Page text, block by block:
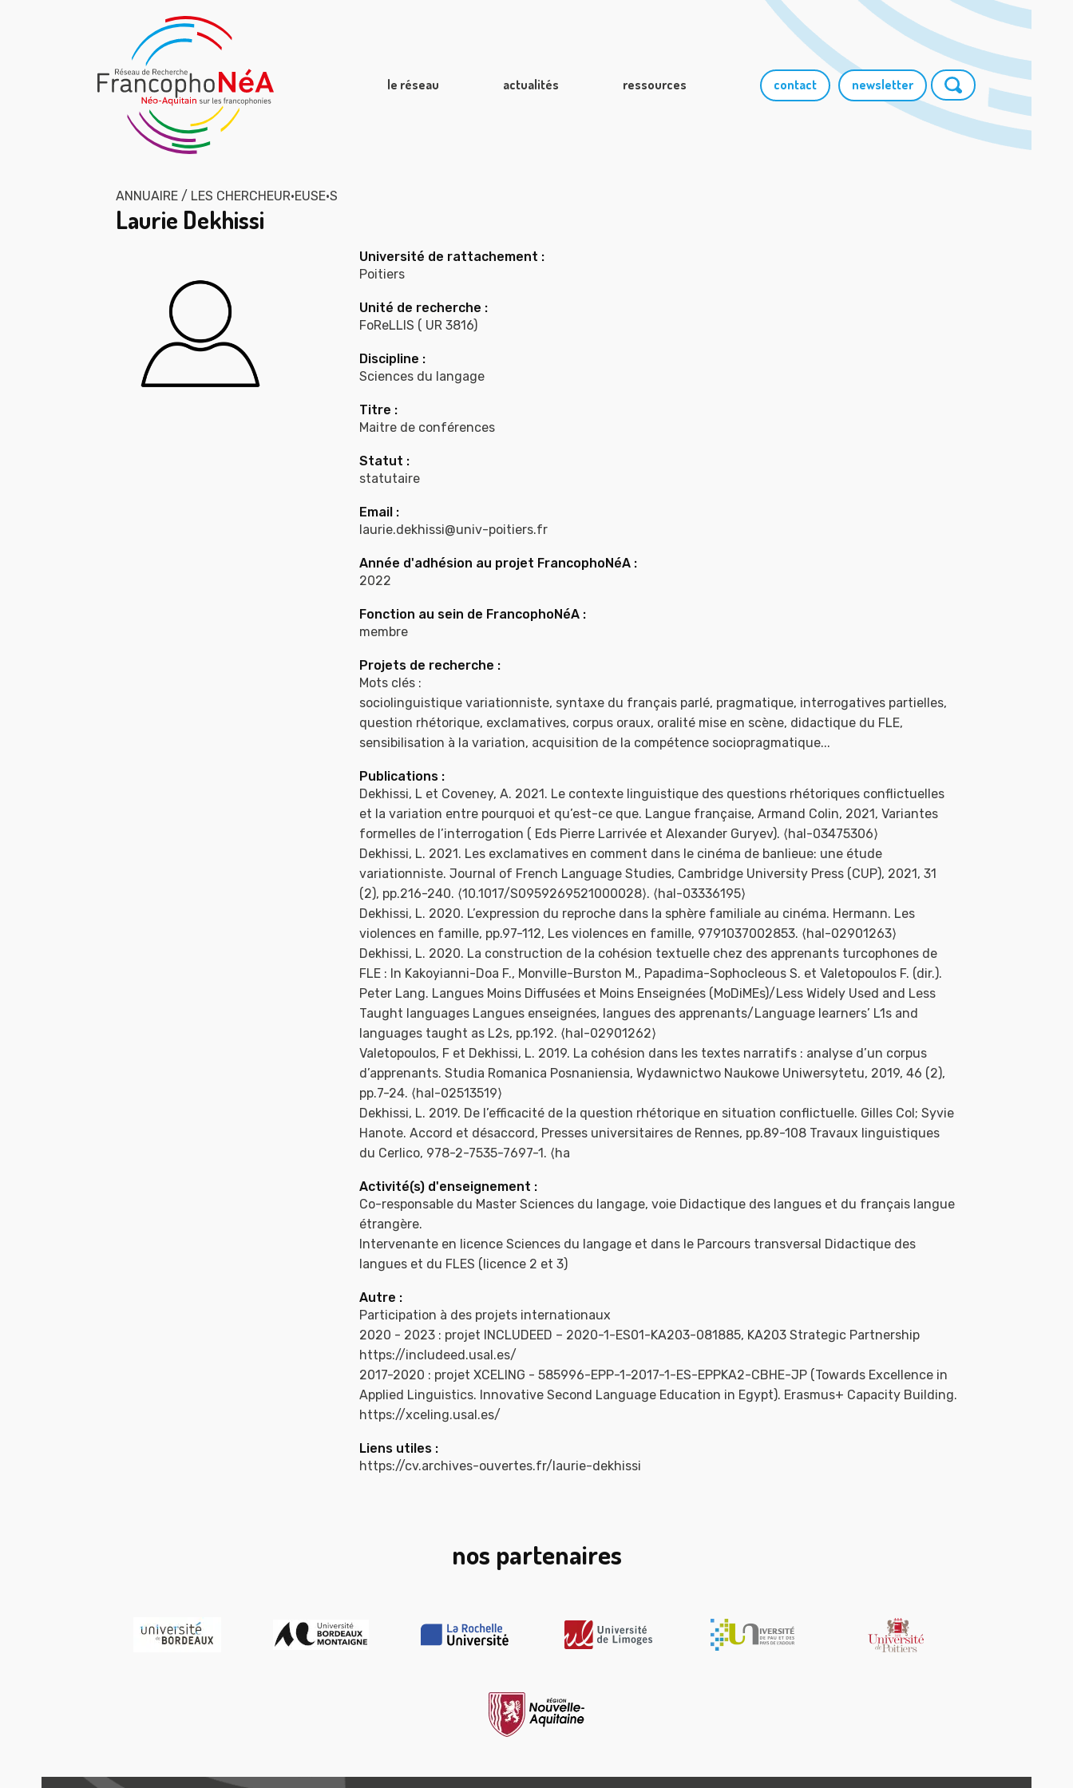
le réseau actualités ressources contact newsletter
ANNUAIRE / LES CHERCHEUR·EUSE·S
Laurie Dekhissi
Université de rattachement :
Poitiers
Unité de recherche :
FoReLLIS ( UR 3816)
Discipline :
Sciences du langage
Titre :
Maitre de conférences
Statut :
statutaire
Email :
laurie.dekhissi@univ-poitiers.fr
Année d'adhésion au projet FrancophoNéA :
2022
Fonction au sein de FrancophoNéA :
membre
Projets de recherche :
Mots clés :
sociolinguistique variationniste, syntaxe du français parlé, pragmatique, interrogatives partielles,
question rhétorique, exclamatives, corpus oraux, oralité mise en scène, didactique du FLE,
sensibilisation à la variation, acquisition de la compétence sociopragmatique...
Publications :
Dekhissi, L et Coveney, A. 2021. Le contexte linguistique des questions rhétoriques conflictuelles
et la variation entre pourquoi et qu’est-ce que. Langue française, Armand Colin, 2021, Variantes
formelles de l’interrogation ( Eds Pierre Larrivée et Alexander Guryev). ⟨hal-03475306⟩
Dekhissi, L. 2021. Les exclamatives en comment dans le cinéma de banlieue: une étude
variationniste. Journal of French Language Studies, Cambridge University Press (CUP), 2021, 31
(2), pp.216-240. ⟨10.1017/S0959269521000028⟩. ⟨hal-03336195⟩
Dekhissi, L. 2020. L’expression du reproche dans la sphère familiale au cinéma. Hermann. Les
violences en famille, pp.97-112, Les violences en famille, 9791037002853. ⟨hal-02901263⟩
Dekhissi, L. 2020. La construction de la cohésion textuelle chez des apprenants turcophones de
FLE : In Kakoyianni-Doa F., Monville-Burston M., Papadima-Sophocleous S. et Valetopoulos F. (dir.).
Peter Lang. Langues Moins Diffusées et Moins Enseignées (MoDiMEs)/Less Widely Used and Less
Taught languages Langues enseignées, langues des apprenants/Language learners’ L1s and
languages taught as L2s, pp.192. ⟨hal-02901262⟩
Valetopoulos, F et Dekhissi, L. 2019. La cohésion dans les textes narratifs : analyse d’un corpus
d’apprenants. Studia Romanica Posnaniensia, Wydawnictwo Naukowe Uniwersytetu, 2019, 46 (2),
pp.7-24. ⟨hal-02513519⟩
Dekhissi, L. 2019. De l’efficacité de la question rhétorique en situation conflictuelle. Gilles Col; Syvie
Hanote. Accord et désaccord, Presses universitaires de Rennes, pp.89-108 Travaux linguistiques
du Cerlico, 978-2-7535-7697-1. ⟨ha
Activité(s) d'enseignement :
Co-responsable du Master Sciences du langage, voie Didactique des langues et du français langue
étrangère.
Intervenante en licence Sciences du langage et dans le Parcours transversal Didactique des
langues et du FLES (licence 2 et 3)
Autre :
Participation à des projets internationaux
2020 - 2023 : projet INCLUDEED – 2020-1-ES01-KA203-081885, KA203 Strategic Partnership
https://includeed.usal.es/
2017-2020 : projet XCELING - 585996-EPP-1-2017-1-ES-EPPKA2-CBHE-JP (Towards Excellence in
Applied Linguistics. Innovative Second Language Education in Egypt). Erasmus+ Capacity Building.
https://xceling.usal.es/
Liens utiles :
https://cv.archives-ouvertes.fr/laurie-dekhissi
nos partenaires